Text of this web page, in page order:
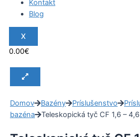
Kontakt
Blog
X
0.00€
Domov Bazény Príslušenstvo
bazéna
Teleskopická tyč CF 1,6 –